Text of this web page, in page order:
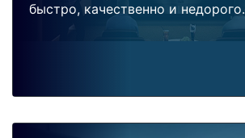
быстро, качественно и недорого.